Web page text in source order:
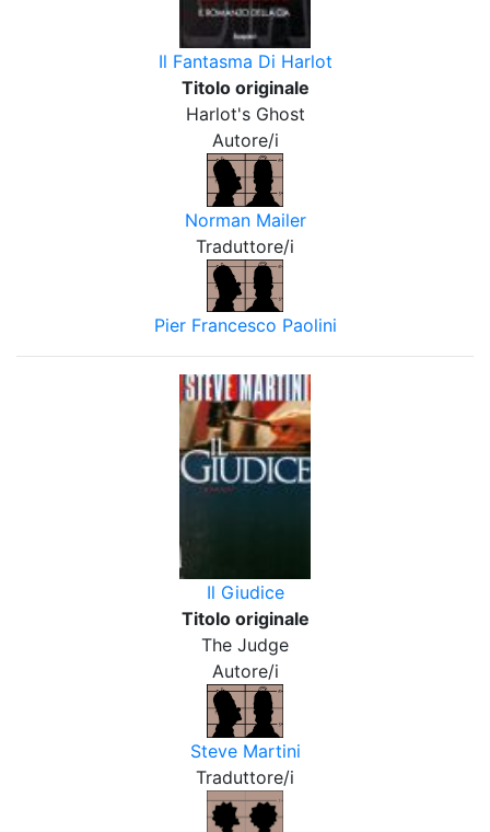
Il Fantasma Di Harlot
Titolo originale
Harlot's Ghost
Autore/i
Norman Mailer
Traduttore/i
Pier Francesco Paolini
Il Giudice
Titolo originale
The Judge
Autore/i
Steve Martini
Traduttore/i